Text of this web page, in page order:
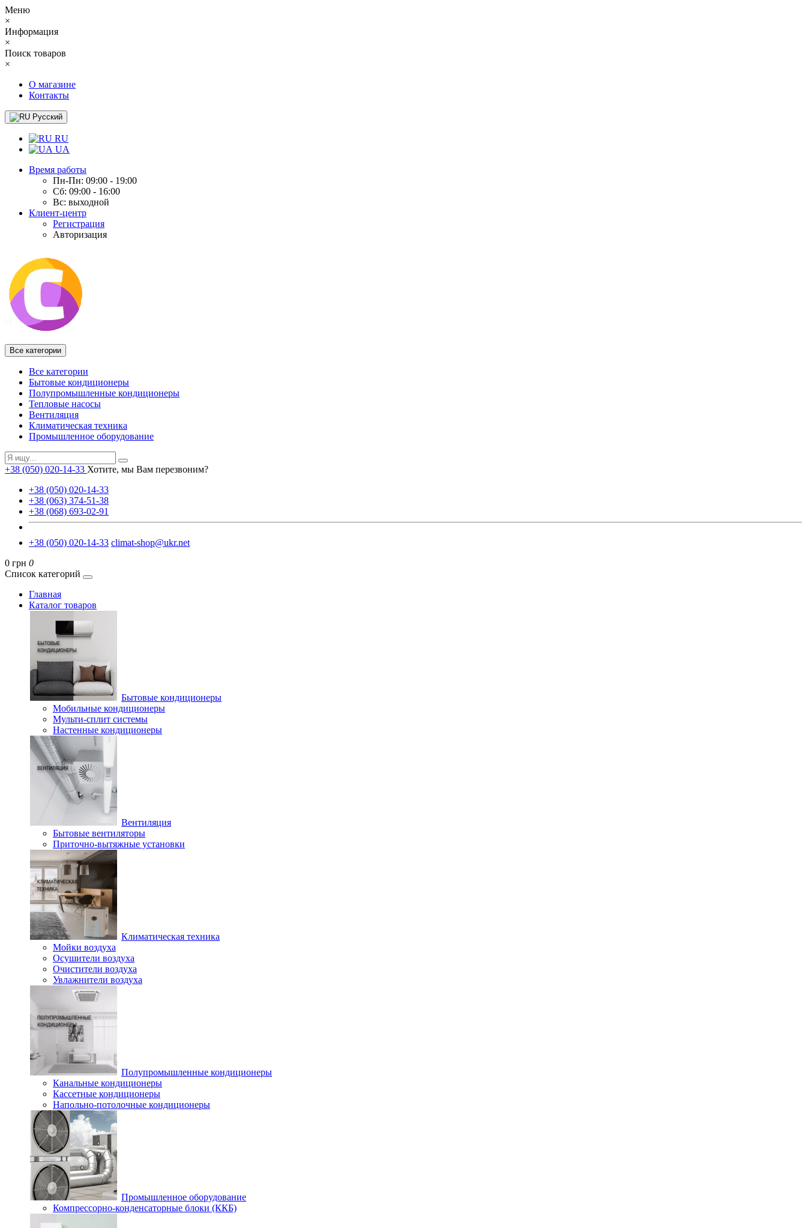
Меню
×
Информация
×
Поиск товаров
×
О магазине
Контакты
Русский
RU
UA
Время работы
Пн-Пн: 09:00 - 19:00
Сб: 09:00 - 16:00
Вс: выходной
Клиент-центр
Регистрация
Авторизация
Все категории
Все категории
Бытовые кондиционеры
Полупромышленные кондиционеры
Тепловые насосы
Вентиляция
Климатическая техника
Промышленное оборудование
+38 (050) 020-14-33 Хотите, мы Вам перезвоним?
+38 (050) 020-14-33
+38 (063) 374-51-38
+38 (068) 693-02-91
+38 (050) 020-14-33 climat-shop@ukr.net
0 грн 0
Список категорий
Главная
Каталог товаров
Бытовые кондиционеры
Мобильные кондиционеры
Мульти-сплит системы
Настенные кондиционеры
Вентиляция
Бытовые вентиляторы
Приточно-вытяжные установки
Климатическая техника
Мойки воздуха
Осушители воздуха
Очистители воздуха
Увлажнители воздуха
Полупромышленные кондиционеры
Канальные кондиционеры
Кассетные кондиционеры
Напольно-потолочные кондиционеры
Промышленное оборудование
Компрессорно-конденсаторные блоки (ККБ)